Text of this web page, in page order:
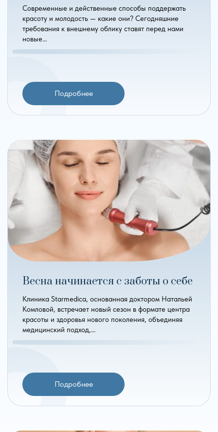
Современные и действенные способы поддержать
красоту и молодость — какие они? Сегодняшние
требования к внешнему облику ставят перед нами
новые…
Подробнее
Весна начинается с заботы о себе
Клиника Starmedica, основанная доктором Натальей
Комловой, встречает новый сезон в формате центра
красоты и здоровья нового поколения, объединяя
медицинский подход,…
Подробнее